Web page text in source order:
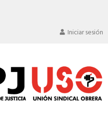
Iniciar sesión